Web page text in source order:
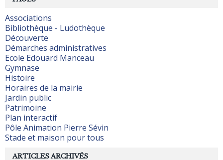
Associations
Bibliothèque - Ludothèque
Découverte
Démarches administratives
Ecole Edouard Manceau
Gymnase
Histoire
Horaires de la mairie
Jardin public
Patrimoine
Plan interactif
Pôle Animation Pierre Sévin
Stade et maison pour tous
ARTICLES ARCHIVÉS